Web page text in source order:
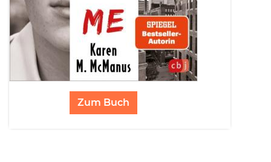
Zum Buch